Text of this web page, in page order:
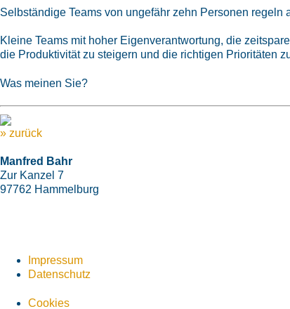
Selbständige Teams von ungefähr zehn Personen
Kleine Teams mit hoher Eigenverantwortung, die
die Produktivität zu steigern und die richtigen Prioritäten
Was meinen Sie?
» zurück
Manfred Bahr
Zur Kanzel 7
97762 Hammelburg
Impressum
Datenschutz
Cookies